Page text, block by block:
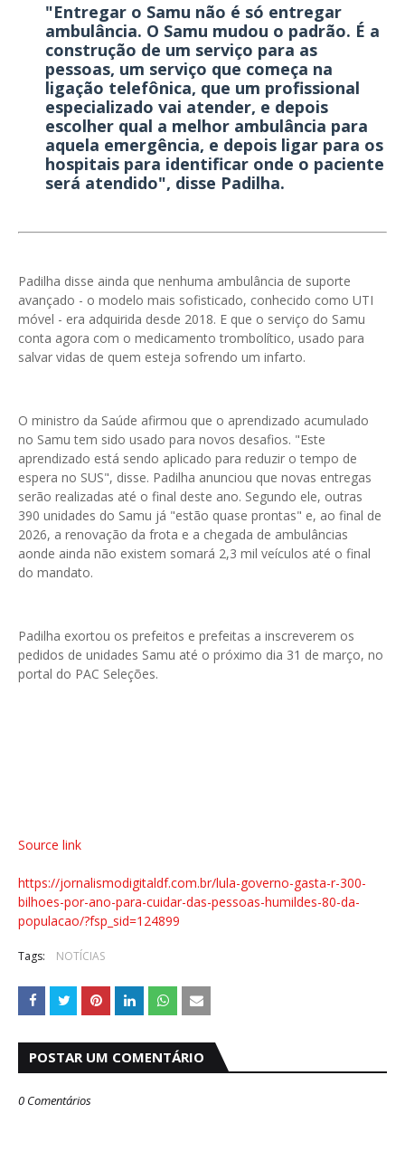
"Entregar o Samu não é só entregar
ambulância. O Samu mudou o padrão. É a
construção de um serviço para as
pessoas, um serviço que começa na
ligação telefônica, que um profissional
especializado vai atender, e depois
escolher qual a melhor ambulância para
aquela emergência, e depois ligar para os
hospitais para identificar onde o paciente
será atendido", disse Padilha.
Padilha disse ainda que nenhuma ambulância de suporte
avançado - o modelo mais sofisticado, conhecido como UTI
móvel - era adquirida desde 2018. E que o serviço do Samu
conta agora com o medicamento trombolítico, usado para
salvar vidas de quem esteja sofrendo um infarto.
O ministro da Saúde afirmou que o aprendizado acumulado
no Samu tem sido usado para novos desafios. "Este
aprendizado está sendo aplicado para reduzir o tempo de
espera no SUS", disse. Padilha anunciou que novas entregas
serão realizadas até o final deste ano. Segundo ele, outras
390 unidades do Samu já "estão quase prontas" e, ao final de
2026, a renovação da frota e a chegada de ambulâncias
aonde ainda não existem somará 2,3 mil veículos até o final
do mandato.
Padilha exortou os prefeitos e prefeitas a inscreverem os
pedidos de unidades Samu até o próximo dia 31 de março, no
portal do PAC Seleções.
Source link
https://jornalismodigitaldf.com.br/lula-governo-gasta-r-300-
bilhoes-por-ano-para-cuidar-das-pessoas-humildes-80-da-
populacao/?fsp_sid=124899
Tags: NOTÍCIAS
POSTAR UM COMENTÁRIO
0 Comentários